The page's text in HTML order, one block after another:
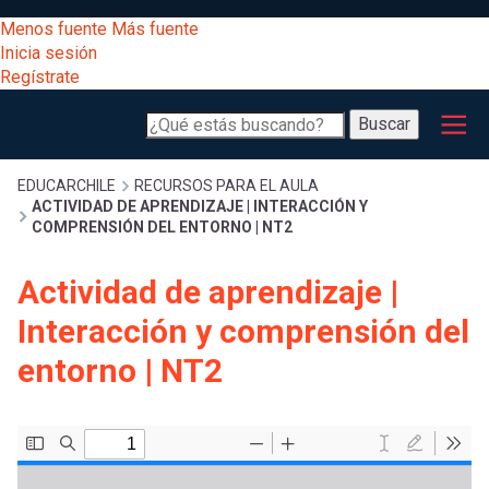
al
contenido
principal
[Educarchile
Escritorio]
Menú
entrar
a
mi
Menos fuente Más fuente
Inicia sesión
Regístrate
Buscar
Buscar
Menú
principal
Desarrollo
Expand
Gestión
curricular
Comunidad
Expand
Exploración
Expand
[Educarchile
sesión
Regístrate
Sobrescribir
enlaces
de
ayuda
a
EDUCARCHILE
RECURSOS PARA EL AULA
ACTIVIDAD DE APRENDIZAJE | INTERACCIÓN Y
COMPRENSIÓN DEL ENTORNO | NT2
Actividad de aprendizaje |
Interacción y comprensión del
entorno | NT2
registrarte.
Inicia sesión.